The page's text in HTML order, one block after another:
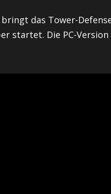
das Tower-
startet. Die PC-